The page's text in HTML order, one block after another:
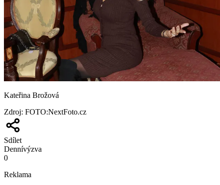
Kateřina Brožová
Zdroj: FOTO:NextFoto.cz
Sdílet
Dennívýzva
0
Reklama